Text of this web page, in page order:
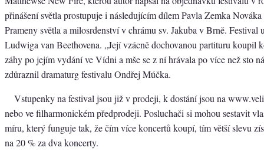
přinášení světla prostupuje i následujícím dílem Pavla Zemka
Prameny světla a milosrdenství v chrámu sv. Jakuba v Brně. Festival
Ludwiga van Beethovena. „Její vzácně dochovanou partituru koupil
záhy po jejím vydání ve Vídni a mše se z ní hrávala po více než sto
zdůraznil dramaturg festivalu Ondřej Múčka.
Vstupenky na festival jsou již v prodeji, k dostání jsou na
nebo ve filharmonickém předprodeji. Posluchači si mohou sestavit
míru, který funguje tak, že čím více koncertů koupí, tím větší slevu
na 20 % za dva koncerty.